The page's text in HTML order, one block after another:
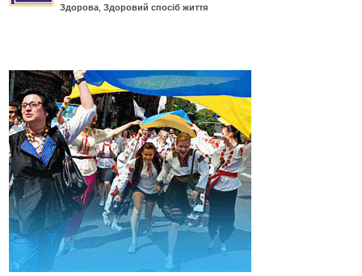
Здорова ,Здоровий спосіб життя